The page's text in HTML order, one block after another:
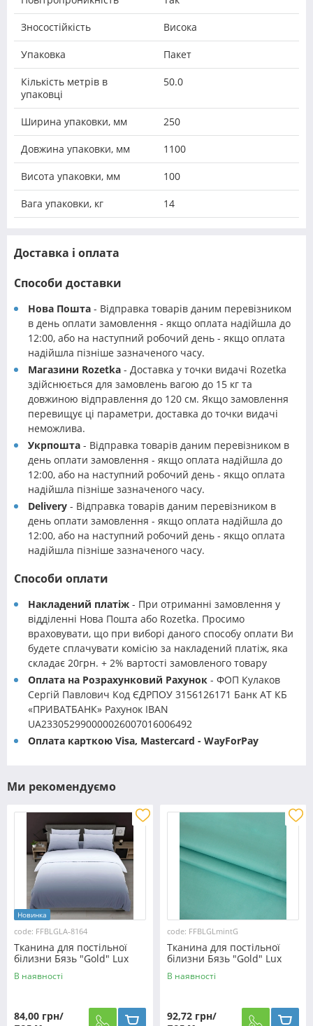
Зносостійкість Висока
Упаковка Пакет
Кількість метрів в
упаковці
50.0
Ширина упаковки, мм 250
Довжина упаковки, мм 1100
Висота упаковки, мм 100
Вага упаковки, кг 14
Доставка і оплата
Способи доставки
Нова Пошта - Відправка товарів даним перевізником
в день оплати замовлення - якщо оплата надійшла до
12:00, або на наступний робочий день - якщо оплата
надійшла пізніше зазначеного часу.
Магазини Rozetka - Доставка у точки видачі Rozetka
здійснюється для замовлень вагою до 15 кг та
довжиною відправлення до 120 см. Якщо замовлення
перевищує ці параметри, доставка до точки видачі
неможлива.
Укрпошта - Відправка товарів даним перевізником в
день оплати замовлення - якщо оплата надійшла до
12:00, або на наступний робочий день - якщо оплата
надійшла пізніше зазначеного часу.
Delivery - Відправка товарів даним перевізником в
день оплати замовлення - якщо оплата надійшла до
12:00, або на наступний робочий день - якщо оплата
надійшла пізніше зазначеного часу.
Способи оплати
Накладений платіж - При отриманні замовлення у
відділенні Нова Пошта або Rozetka. Просимо
враховувати, що при виборі даного способу оплати Ви
будете сплачувати комісію за накладений платіж, яка
складає 20грн. + 2% вартості замовленого товару
Оплата на Розрахунковий Рахунок - ФОП Кулаков
Сергій Павлович Код ЄДРПОУ 3156126171 Банк АТ КБ
«ПРИВАТБАНК» Рахунок IBAN
UA233052990000026007016006492
Оплата карткою Visa, Mastercard - WayForPay
Ми рекомендуємо
Новинка
code: FFBLGLA-8164
Тканина для постільної
білизни Бязь "Gold" Lux
однотонна GLA-8164 (50м)
В наявності
84,00 грн/
code: FFBLGLmintG
Тканина для постільної
білизни Бязь "Gold" Lux
однотонна GLmintG (50м)
В наявності
92,72 грн/